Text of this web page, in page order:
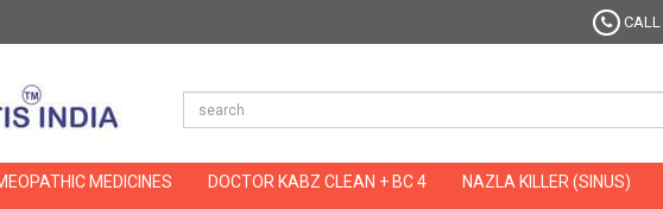
MEDICINES DOCTOR KABZ CLEAN + BC 4 NAZLA KILLER (SINUS)